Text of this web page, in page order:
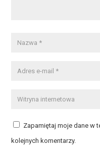
Zapamiętaj moje dane w
kolejnych komentarzy.